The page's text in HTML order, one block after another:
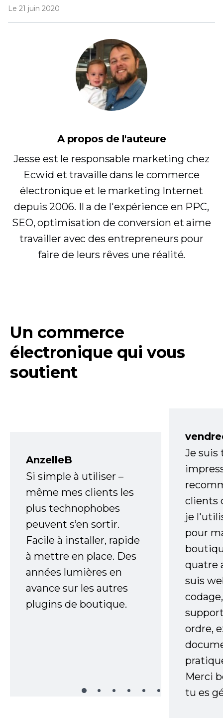
Le 21 juin 2020
A propos de l'auteure
Jesse est le responsable marketing chez
Ecwid et travaille dans le commerce
électronique et le marketing Internet
depuis 2006. Il a de l'expérience en PPC,
SEO, optimisation de conversion et aime
travailler avec des entrepreneurs pour
faire de leurs rêves une réalité.
Un commerce
électronique qui vous
soutient
AnzelleB
Si simple à utiliser –
même mes clients les
plus technophobes
peuvent s’en sortir.
Facile à installer, rapide
à mettre en place. Des
années lumières en
avance sur les autres
plugins de boutique.
Je
clients
je
pour
quatre
suis
ordre,
Merci
tu es